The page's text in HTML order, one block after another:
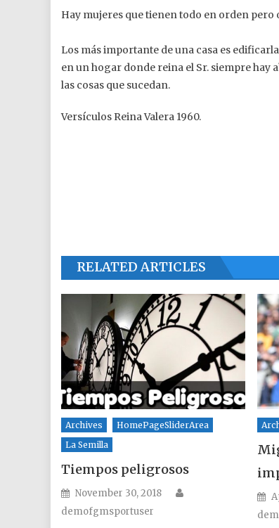
Hay mujeres que tienen todo en orden
Los más importante de una casa es
en un hogar donde reina el Sr. siempre hay
las cosas que sucedan.
Versículos Reina Valera 1960.
RELATED ARTICLES
Archives
HomePageSliderArea
La Semilla
Tiempos peligrosos
Posted on
November 30, 2018
demofgmsportuser